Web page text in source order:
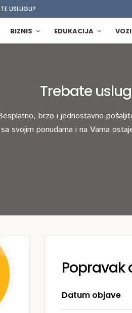
USLUGU?
BIZNIS EDUKACIJA
Trebate
brzo i jednostavno
sa svojim ponudama i na Vama
Popravak
Datum objave